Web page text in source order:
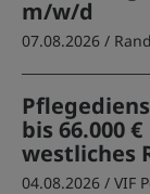
m/w/d
07.08.2026 /
bis 66.000
westliches
04.08.2026 / VIF